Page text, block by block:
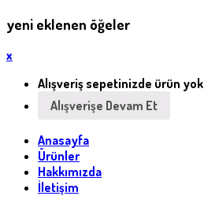
yeni eklenen öğeler
x
Alışveriş sepetinizde ürün yok
Alışverişe Devam Et
Anasayfa
Ürünler
Hakkımızda
İletişim